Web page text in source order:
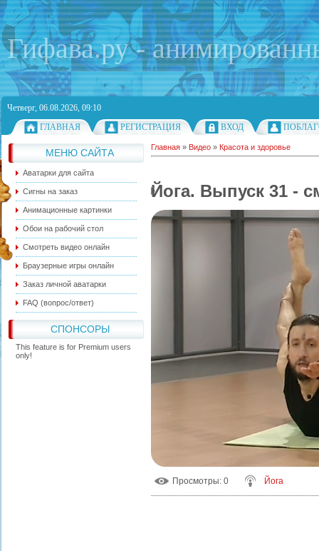
Гифава.ру -
Четверг, 06.08.2026, 09:10
ГЛАВНАЯ
РЕГИСТРАЦИЯ ВХОД
МЕНЮ САЙТА
Аватарки для сайта
Сигны на заказ
Анимационные картинки
Обои на рабочий стол
Смотреть видео онлайн
Браузерные игры онлайн
Заказ личной аватарки
FAQ (вопрос/ответ)
СПОНСОРЫ
This feature is for Premium users
only!
Главная » Видео » Красота и здоровье
Йога. Выпуск 31 -
Просмотры: 0 Йога